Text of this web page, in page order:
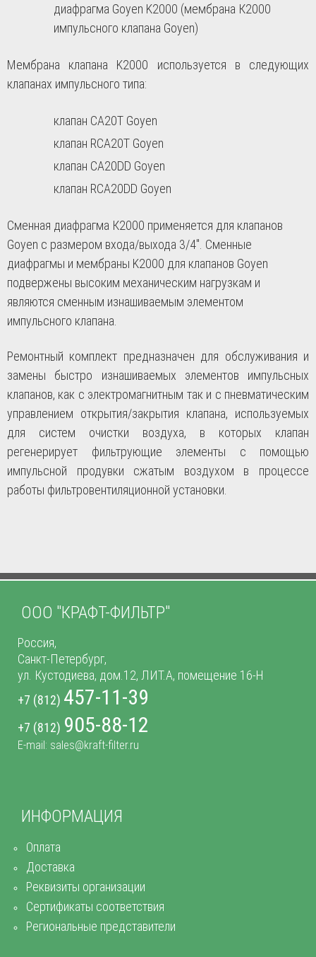
диафрагма Goyen K2000 (мембрана К2000
импульсного клапана Goyen)
Мембрана клапана K2000 используется в следующих
клапанах импульсного типа:
клапан CA20T Goyen
клапан RCA20T Goyen
клапан CA20DD Goyen
клапан RCA20DD Goyen
Сменная диафрагма К2000 применяется для клапанов
Goyen с размером входа/выхода 3/4". Сменные
диафрагмы и мембраны K2000 для клапанов Goyen
подвержены высоким механическим нагрузкам и
являются сменным изнашиваемым элементом
импульсного клапана.
Ремонтный комплект предназначен для обслуживания и
замены быстро изнашиваемых элементов импульсных
клапанов, как с электромагнитным так и с пневматическим
управлением открытия/закрытия клапана, используемых
для систем очистки воздуха, в которых клапан
регенерирует фильтрующие элементы с помощью
импульсной продувки сжатым воздухом в процессе
работы фильтровентиляционной установки.
ИНФОРМАЦИЯ
Оплата
Доставка
Реквизиты организации
Сертификаты соответствия
Региональные представители
ООО "КРАФТ-ФИЛЬТР"
Россия,
Санкт-Петербург,
ул. Кустодиева, дом.12, ЛИТ.А, помещение 16-Н
+7 (812) 457-11-39
+7 (812) 905-88-12
E-mail: sales@kraft-filter.ru